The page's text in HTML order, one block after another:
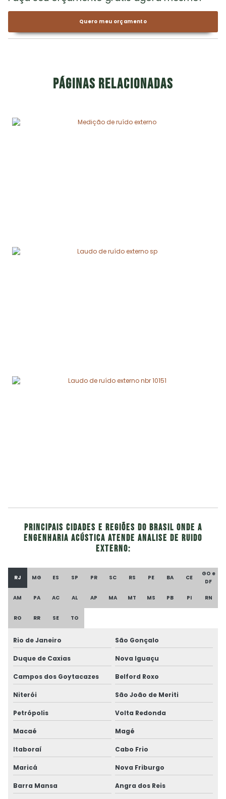
Quero meu orçamento
Páginas relacionadas
Principais cidades e regiões do Brasil onde a
Engenharia Acústica atende Analise de ruido
externo:
RJ MG ES SP PR SC RS PE BA CE
GO e
DF
AM PA AC AL AP MA MT MS PB PI RN
RO RR SE TO
Rio de Janeiro São Gonçalo
Duque de Caxias Nova Iguaçu
Campos dos Goytacazes Belford Roxo
Niterói São João de Meriti
Petrópolis Volta Redonda
Macaé Magé
Itaboraí Cabo Frio
Maricá Nova Friburgo
Barra Mansa Angra dos Reis